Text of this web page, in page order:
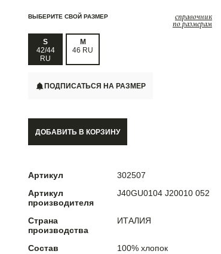
ВЫБЕРИТЕ СВОЙ РАЗМЕР справочник
по размерам
S
42/44
RU
M
46 RU
ПОДПИСАТЬСЯ НА РАЗМЕР
ДОБАВИТЬ В КОРЗИНУ
Артикул
302507
Артикул
производителя
J40GU0104 J20010 052
Страна
производства
ИТАЛИЯ
Состав
100% хлопок